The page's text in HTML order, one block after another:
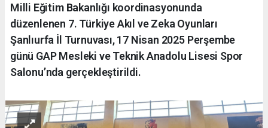
Milli Eğitim Bakanlığı koordinasyonunda
düzenlenen 7. Türkiye Akıl ve Zeka Oyunları
Şanlıurfa İl Turnuvası, 17 Nisan 2025 Perşembe
günü GAP Mesleki ve Teknik Anadolu Lisesi Spor
Salonu’nda gerçekleştirildi.